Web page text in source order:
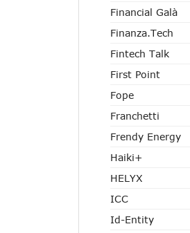
Financial Galà
Finanza.tech
Fintech Talk
First Point
Fope
Franchetti
Frendy Energy
Haiki+
HELYX
ICC
Id-Entity